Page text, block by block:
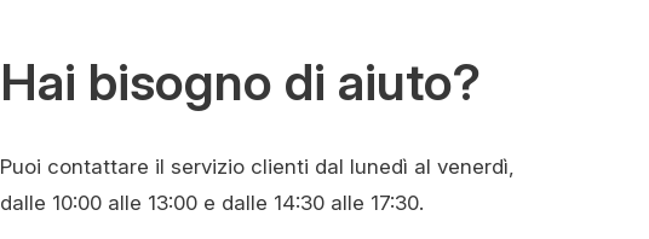
Hai bisogno di aiuto?
Puoi contattare il servizio clienti dal lunedì al venerdì,
dalle 10:00 alle 13:00 e dalle 14:30 alle 17:30.